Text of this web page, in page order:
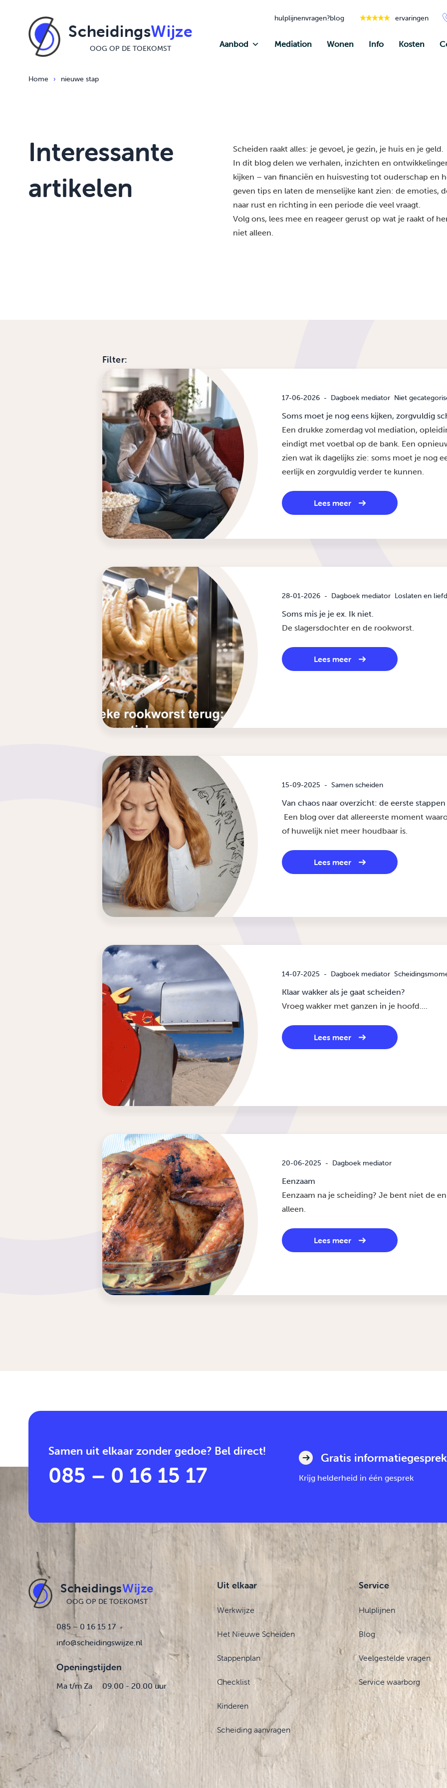
ScheidingsWijze
OOG OP DE TOEKOMST
hulplijnenvragen?blog ervaringen
Aanbod Mediation Wonen Info Kosten
Home › nieuwe stap
Interessante
artikelen
Scheiden raakt alles: je gevoel, je gezin, je huis en je geld.
In dit blog delen we verhalen, inzichten en
kijken – van financiën en huisvesting tot ouderschap en
geven tips en laten de menselijke kant zien: de emoties,
naar rust en richting in een periode die veel vraagt.
Volg ons, lees mee en reageer gerust op wat je raakt of
niet alleen.
Filter:
17-06-2026 - Dagboek mediator Niet
Soms moet je nog eens kijken, zorgvuldig
Een drukke zomerdag vol mediation,
eindigt met voetbal op de bank. Een
zien wat ik dagelijks zie: soms moet je nog
eerlijk en zorgvuldig verder te kunnen.
Lees meer
28-01-2026 - Dagboek mediator Loslaten en
Soms mis je je ex. Ik niet.
De slagersdochter en de rookworst.
Lees meer
15-09-2025 - Samen scheiden
Van chaos naar overzicht: de eerste
Een blog over dat allereerste moment
of huwelijk niet meer houdbaar is.
Lees meer
14-07-2025 - Dagboek mediator
Klaar wakker als je gaat scheiden?
Vroeg wakker met ganzen in je hoofd....
Lees meer
20-06-2025 - Dagboek mediator
Eenzaam
Eenzaam na je scheiding? Je bent niet de
alleen.
Lees meer
Samen uit elkaar zonder gedoe? Bel direct!
085 – 0 16 15 17
Gratis informatiegesprek
Krijg helderheid in één gesprek
ScheidingsWijze
OOG OP DE TOEKOMST
085 – 0 16 15 17
info@scheidingswijze.nl
Openingstijden
Ma t/m Za 09.00 - 20.00 uur
Uit elkaar
Werkwijze
Het Nieuwe Scheiden
Stappenplan
Checklist
Kinderen
Scheiding aanvragen
Service
Hulplijnen
Blog
Veelgestelde vragen
Service waarborg